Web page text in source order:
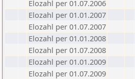
Elozahl per 01.07.2006
Elozahl per 01.01.2007
Elozahl per 01.07.2007
Elozahl per 01.01.2008
Elozahl per 01.07.2008
Elozahl per 01.01.2009
Elozahl per 01.07.2009